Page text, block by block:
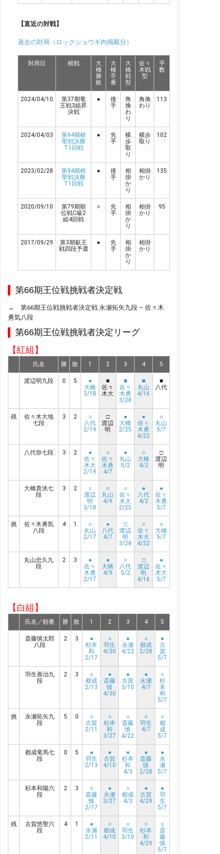
【直近の対戦】
過去の対局（ロックショウギ内掲載分）
対局日 棋戦
大
橋
勝
敗
大
橋
手
番
大
橋
戦
型
佐々
木戦
型
手
数
2024/04/10
第37期竜
王戦3組昇
決戦
●
後
手
角
換
わ
り
角換
わり
113
2024/04/03
第94期棋
聖戦決勝
T1回戦
●
先
手
横
歩
取
り
横歩
取り
102
2023/02/28
第94期棋
聖戦決勝
T1回戦
●
後
手
相
掛
か
り
相掛
かり
135
2020/09/10
第79期順
位戦C級2
組4回戦
○
先
手
相
掛
か
り
相掛
かり
95
2017/09/29
第3期叡王
戦四段予選
●
先
手
相
掛
か
り
相掛
かり
第66期王位戦挑戦者決定戦
→ 第66期王位戦挑戦者決定戦 永瀬拓矢九段 – 佐々木
勇気八段
第66期王位戦挑戦者決定リーグ
【紅組】
氏名 勝 敗 1 2 3 4 5
渡辺明九段 0 5
●
大橋
3/18
■
佐々
木大
■
佐々
木勇
3/28
■
丸山
4/16
■
八代
残
佐々木大地
七段
3 2
○
八代
2/19
□
渡辺
明
●
大橋
2/25
●
佐々
木勇
4/22
○
丸山
5/7
八代弥七段 3 2
●
佐々
木大
2/19
○
佐々
木勇
4/7
●
丸山
5/2
○
大橋
4/2
□
渡辺
明
大橋貴洸七
段
3 2
○
渡辺
明
3/18
○
丸山
4/9
○
佐々
木大
2/25
●
八代
4/2
●
佐々
木勇
5/7
挑
佐々木勇気
八段
4 1
○
丸山
2/17
●
八代
4/7
□
渡辺
明
3/28
○
佐々
木大
4/22
○
大橋
5/7
丸山忠久九
段
2 3
●
佐々
木勇
2/17
●
大橋
4/9
○
八代
5/2
□
渡辺
明
4/16
●
佐々
木大
5/7
【白組】
氏名／順番 勝 敗 1 2 3 4 5
斎藤慎太郎
八段
2 3
●
杉本
和
2/17
○
羽生
4/30
●
永瀬
4/22
○
都成
2/28
●
古
賀
5/7
羽生善治九
段
2 3
○
都成
2/13
●
斎藤
慎
4/30
●
古賀
3/10
●
永瀬
4/7
○
杉
本
和
5/7
挑
永瀬拓矢九
段
5 0
○
古賀
2/11
○
杉本
和
3/27
○
斎藤
慎
4/22
○
羽生
4/7
○
都
成
5/7
都成竜馬七
段
0 5
●
羽生
2/13
●
古賀
4/10
●
杉本
和
4/3
●
斎藤
慎
2/28
●
永
瀬
5/7
杉本和陽六
段
2 3
○
斎藤
慎
2/17
●
永瀬
3/27
○
都成
4/3
●
古賀
4/29
●
羽
生
5/7
残
古賀悠聖六
段
4 1
●
永瀬
2/11
○
都成
4/10
○
羽生
3/10
○
杉本
和
4/29
○
斎
藤
慎
5/7